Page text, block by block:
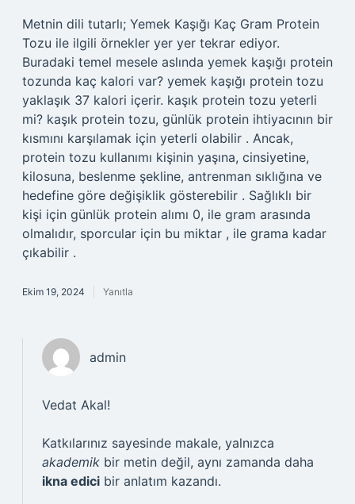
Metnin dili tutarlı; Yemek Kaşığı Kaç Gram Protein
Tozu ile ilgili örnekler yer yer tekrar ediyor.
Buradaki temel mesele aslında yemek kaşığı protein
tozunda kaç kalori var? yemek kaşığı protein tozu
yaklaşık 37 kalori içerir. kaşık protein tozu yeterli
mi? kaşık protein tozu, günlük protein ihtiyacının bir
kısmını karşılamak için yeterli olabilir . Ancak,
protein tozu kullanımı kişinin yaşına, cinsiyetine,
kilosuna, beslenme şekline, antrenman sıklığına ve
hedefine göre değişiklik gösterebilir . Sağlıklı bir
kişi için günlük protein alımı 0, ile gram arasında
olmalıdır, sporcular için bu miktar , ile grama kadar
çıkabilir .
Ekim 19, 2024 Yanıtla
admin
Vedat Akal!
Katkılarınız sayesinde makale, yalnızca
akademik bir metin değil, aynı zamanda daha
ikna edici bir anlatım kazandı.